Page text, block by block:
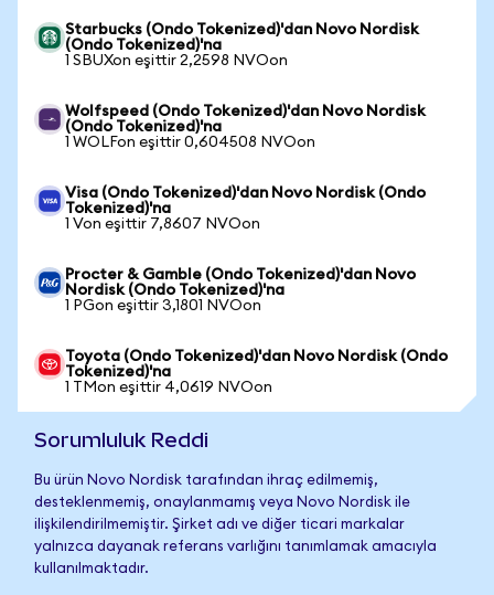
Starbucks (Ondo Tokenized)'dan Novo Nordisk
(Ondo Tokenized)'na
1 SBUXon eşittir 2,2598 NVOon
Wolfspeed (Ondo Tokenized)'dan Novo Nordisk
(Ondo Tokenized)'na
1 WOLFon eşittir 0,604508 NVOon
Visa (Ondo Tokenized)'dan Novo Nordisk (Ondo
Tokenized)'na
1 Von eşittir 7,8607 NVOon
Procter & Gamble (Ondo Tokenized)'dan Novo
Nordisk (Ondo Tokenized)'na
1 PGon eşittir 3,1801 NVOon
Toyota (Ondo Tokenized)'dan Novo Nordisk (Ondo
Tokenized)'na
1 TMon eşittir 4,0619 NVOon
Sorumluluk Reddi
Bu ürün Novo Nordisk tarafından ihraç edilmemiş,
desteklenmemiş, onaylanmamış veya Novo Nordisk ile
ilişkilendirilmemiştir. Şirket adı ve diğer ticari markalar
yalnızca dayanak referans varlığını tanımlamak amacıyla
kullanılmaktadır.